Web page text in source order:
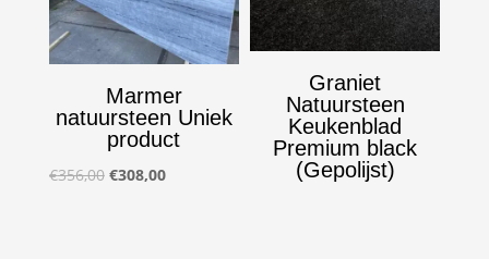
Marmer
natuursteen Uniek
product
€356,00 Oorspronkelijke
€308,00Huidige
Graniet
Natuursteen
Keukenblad
Premium black
(Gepolijst)